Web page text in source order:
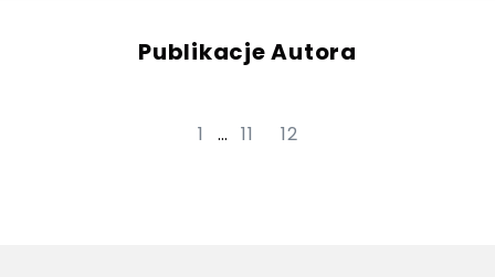
Publikacje Autora
1 … 11 12